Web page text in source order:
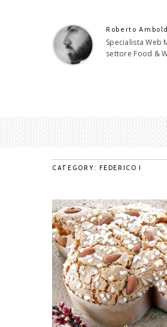
Roberto
Specialista Web
settore Food &
CATEGORY: FEDERICO I